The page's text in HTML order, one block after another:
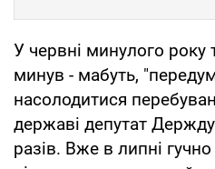
У червні минулого року
минув - мабуть,
насолодитися
державі депутат
разів. Вже в липні